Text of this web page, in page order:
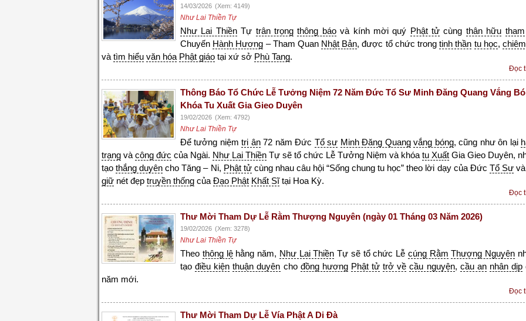
14/03/2026 (Xem: 4149)
Như Lai Thiền Tự
Như Lai ThiềnTự trân trọng thông báovà kính mời quý Phật tử cùng thân hữu
Chuyến Hành Hương – Tham Quan Nhật Bản, được tổ chức trongtinh thần tu học,
và tìm hiểu văn hóa Phật giáo tại xứ sở Phù Tang.
Đọc
Thông Báo Tổ Chức Lễ Tưởng Niệm 72 Năm Đức Tổ Sư Minh Đăng Quang Vắng
Khóa Tu Xuất Gia Gieo Duyên
19/02/2026 (Xem: 4792)
Như Lai Thiền Tự
Để tưởng niệmtri ân72 năm Đức Tổ sư Minh Đăng Quang vắng bóng, cũng như ôn lại
trạng và công đức của Ngài. Như Lai Thiền Tự sẽ tổ chức Lễ Tưởng Niệm và khóa tu Xuất Gia Gieo Duyên,
tạothắng duyên cho Tăng – Ni, Phật tửcùng nhau câu hội “Sống chung tu học” theo lời dạy của Đức Tổ Sư
giữ nét đẹp truyền thống của Đạo Phật Khất Sĩtại Hoa Kỳ.
Đọc
Thư Mời Tham Dự Lễ Rằm Thượng Nguyên (ngày 01 Tháng 03 Năm 2026)
19/02/2026 (Xem: 3278)
Như Lai Thiền Tự
Theo thông lệhằng năm, Như Lai Thiền Tự sẽ tổ chức Lễ cúng Rằm Thượng Nguyên
tạođiều kiện thuận duyên cho đồng hương Phật tử trở về cầu nguyện, cầu an nhân dịp
năm mới.
Đọc
Thư Mời Tham Dự Lễ Vía Phật A Di Đà